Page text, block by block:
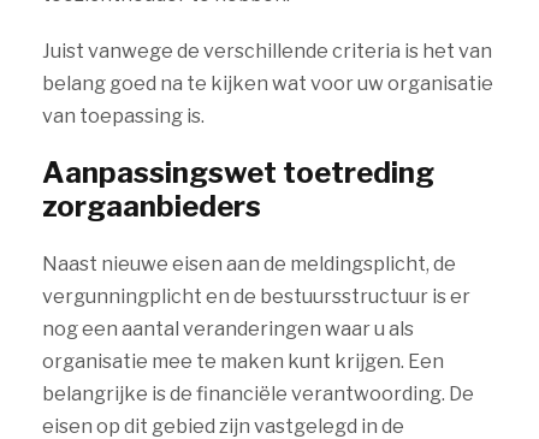
Juist vanwege de verschillende criteria is het van
belang goed na te kijken wat voor uw organisatie
van toepassing is.
Aanpassingswet toetreding
zorgaanbieders
Naast nieuwe eisen aan de meldingsplicht, de
vergunningplicht en de bestuursstructuur is er
nog een aantal veranderingen waar u als
organisatie mee te maken kunt krijgen. Een
belangrijke is de financiële verantwoording. De
eisen op dit gebied zijn vastgelegd in de